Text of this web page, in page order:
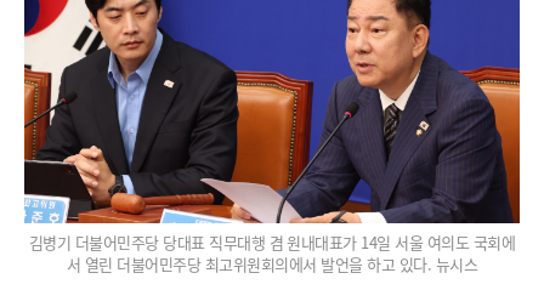
김병기 더불어민주당 당대표 직무대행 겸 원내대표가 14일 서울 여의도 국회에
서 열린 더불어민주당 최고위원회의에서 발언을 하고 있다. 뉴시스